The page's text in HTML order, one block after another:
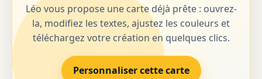
Léo vous propose une carte déjà prête : ouvrez-
la, modifiez les textes, ajustez les couleurs et
téléchargez votre création en quelques clics.
Personnaliser cette carte